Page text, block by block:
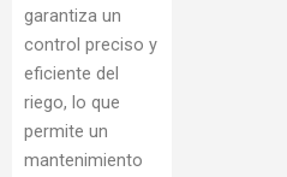
garantiza un
control preciso y
eficiente del
riego, lo que
permite un
mantenimiento